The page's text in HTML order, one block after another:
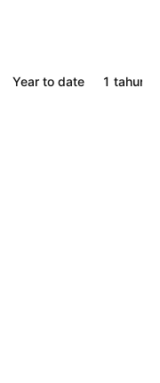
Year to date 1 tahun